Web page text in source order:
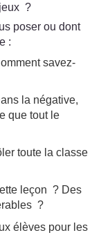
?
poser ou dont
:
savez-
la négative,
que tout le
toute la classe
leçon ? Des
?
élèves pour les